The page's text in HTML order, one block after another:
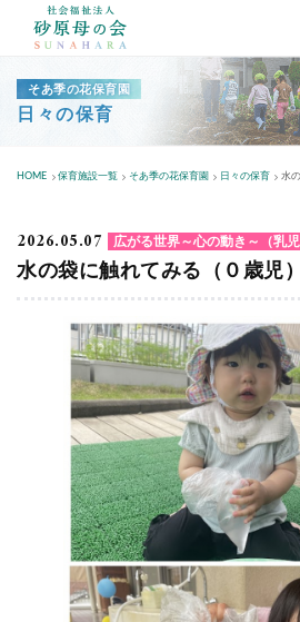
そあ季の花保育園
日々の保育
HOME 保育施設一覧 そあ季の花保育園 日々の保育 水
2026.05.07 広がる世界～心の動き～（乳児
水の袋に触れてみる（０歳児）